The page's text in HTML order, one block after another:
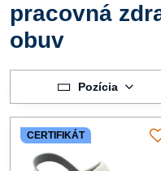
pracovná
obuv
Pozícia
CERTIFIKÁT